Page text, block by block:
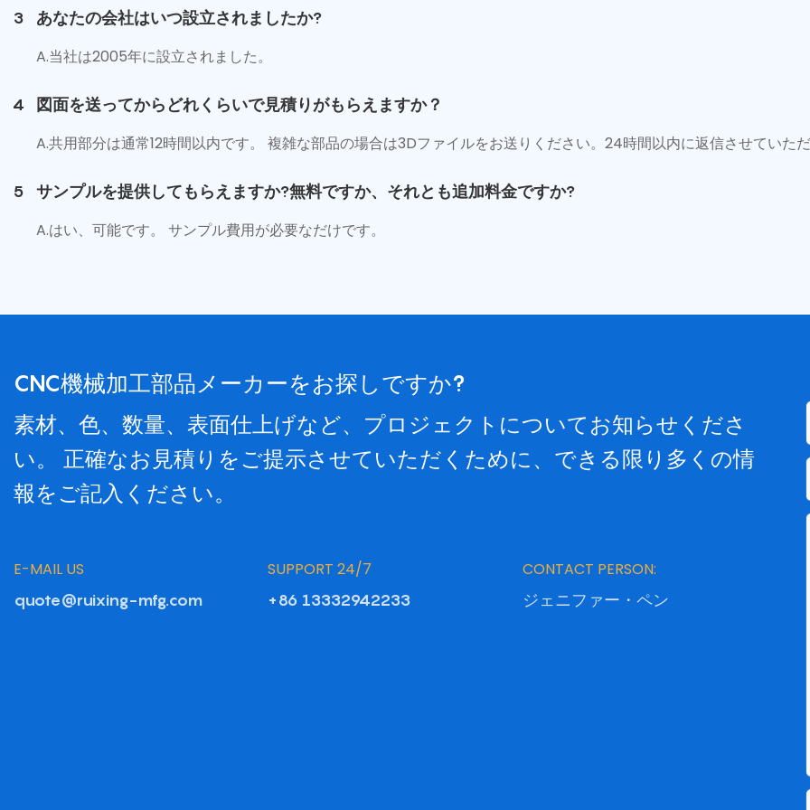
3 あなたの会社はいつ設立されましたか?
A.当社は2005年に設立されました。
4 図面を送ってからどれくらいで見積りがもらえますか？
A.共用部分は通常12時間以内です。 複雑な部品の場合は3Dファイルをお送りください。24時間以内に返信させていただ
5 サンプルを提供してもらえますか?無料ですか、それとも追加料金ですか?
A.はい、可能です。 サンプル費用が必要なだけです。
CNC機械加工部品メーカーをお探しですか?
素材、色、数量、表面仕上げなど、プロジェクトについてお知らせくださ
い。 正確なお見積りをご提示させていただくために、できる限り多くの情
報をご記入ください。
E-MAIL US
quote@ruixing-mfg.com
SUPPORT 24/7
+86 13332942233
CONTACT PERSON:
ジェニファー・ペン